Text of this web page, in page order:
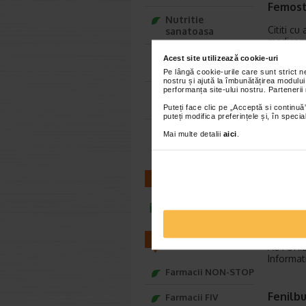
Acest site utilizează cookie-uri
Pe lângă cookie-urile care sunt strict
nostru și ajută la îmbunătățirea
performanța site-ului nostru.
Puteți face clic pe „Acceptă si
puteți modifica preferințele și, în
Mai multe detalii aici
Cititi cu
Fiecare
4890
Nutritie
sanatoasa
Ce Oftapic ti se
potriveste
Adora – Adorabili
din prima clipa
Seturi cadou
infoline@catena.ro
FARMACII
Farmacii NON-STOP
Farmacii FIV